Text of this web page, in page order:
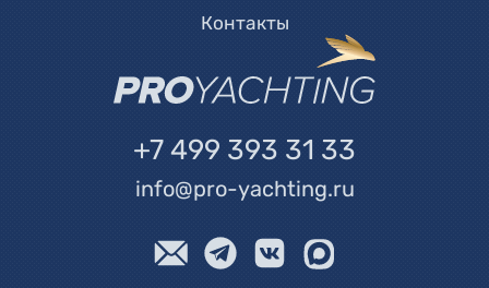
Контакты
+7 499 393 31 33
info@pro-yachting.ru